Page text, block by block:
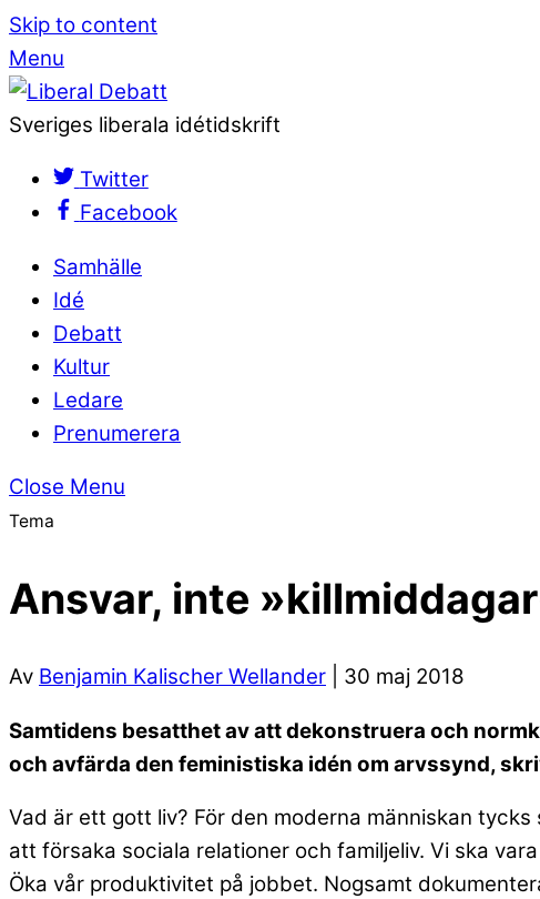
Skip to content
Menu
Sveriges liberala idétidskrift
Twitter
Facebook
Samhälle
Idé
Debatt
Kultur
Ledare
Prenumerera
Close Menu
Tema
Ansvar, inte
Av Benjamin Kalischer Wellander | 30 maj 2018
Samtidens besatthet av att dekonstruera och
och avfärda den feministiska idén om arvssynd,
Vad är ett gott liv? För den moderna människan
att försaka sociala relationer och familjeliv. Vi ska
Öka vår produktivitet på jobbet. Nogsamt